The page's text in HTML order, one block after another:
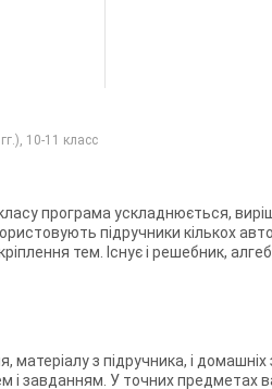
10-11 класс
програма ускладнюється,
підручники кількох
тем. Існує і решебник,
з підручника, і
і завданням. У точних предметах